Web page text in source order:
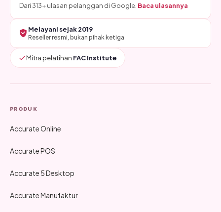
Dari 313+ ulasan pelanggan di Google. Baca ulasannya
Melayani sejak 2019
Reseller resmi, bukan pihak ketiga
Mitra pelatihan FAC Institute
PRODUK
Accurate Online
Accurate POS
Accurate 5 Desktop
Accurate Manufaktur